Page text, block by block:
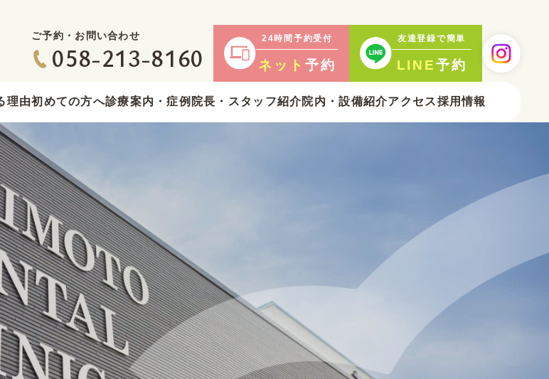
ご予約・お問い合わせ
058-213-8160
24時間予約受付
ネット 予約
友達登録で簡単
LINE予約
理由初めての方へ診療案内 ・症例 院長・ スタッフ紹介院内・設備紹介アクセス採用情報